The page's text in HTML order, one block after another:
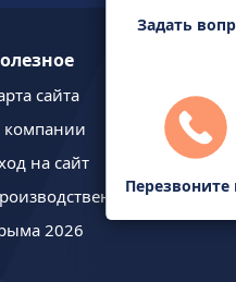
сайта
на сайт
календарь
2026
Задать
Перезвоните